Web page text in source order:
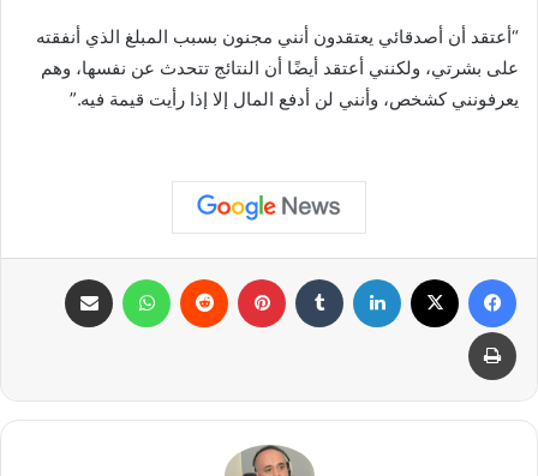
“أعتقد أن أصدقائي يعتقدون أنني مجنون بسبب المبلغ الذي أنفقته
على بشرتي، ولكنني أعتقد أيضًا أن النتائج تتحدث عن نفسها، وهم
يعرفونني كشخص، وأنني لن أدفع المال إلا إذا رأيت قيمة فيه.”
فيسبوك لينكدإن بينتيريست واتساب
طباعة